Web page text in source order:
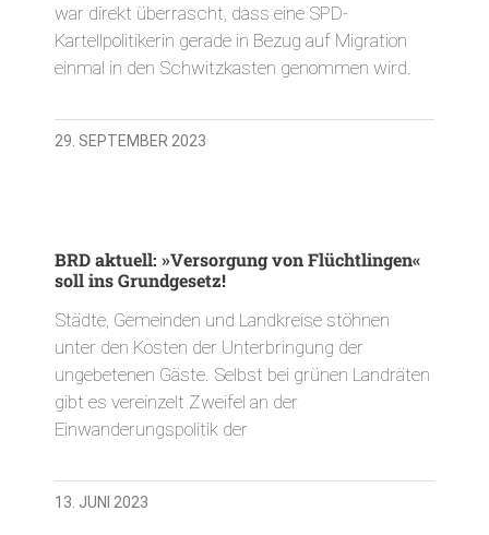
war direkt überrascht, dass eine SPD-
Kartellpolitikerin gerade in Bezug auf Migration
einmal in den Schwitzkasten genommen wird.
29. SEPTEMBER 2023
BRD aktuell: »Versorgung von Flüchtlingen«
soll ins Grundgesetz!
Städte, Gemeinden und Landkreise stöhnen
unter den Kosten der Unterbringung der
ungebetenen Gäste. Selbst bei grünen Landräten
gibt es vereinzelt Zweifel an der
Einwanderungspolitik der
13. JUNI 2023